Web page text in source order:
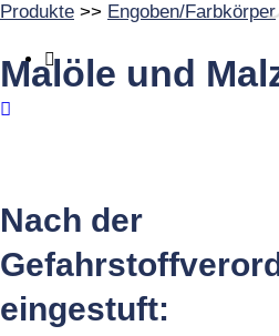
Produkte >> Engoben/Farbkörper
Malöle und
Nach der
eingestuft: